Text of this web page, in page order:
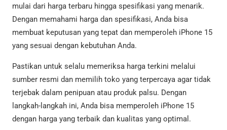
mulai dari harga terbaru hingga spesifikasi yang menarik.
Dengan memahami harga dan spesifikasi, Anda bisa
membuat keputusan yang tepat dan memperoleh iPhone 15
yang sesuai dengan kebutuhan Anda.
Pastikan untuk selalu memeriksa harga terkini melalui
sumber resmi dan memilih toko yang terpercaya agar tidak
terjebak dalam penipuan atau produk palsu. Dengan
langkah-langkah ini, Anda bisa memperoleh iPhone 15
dengan harga yang terbaik dan kualitas yang optimal.